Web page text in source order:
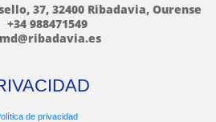
37, 32400 Ribadavia, Ourense
+34 988471549
de privacidad